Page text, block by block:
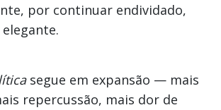
por continuar endividado,
segue em expansão — mais
repercussão, mais dor de